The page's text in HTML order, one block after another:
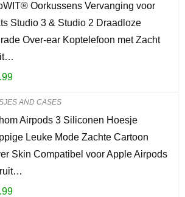
Oorkussens Vervanging voor
Studio 3 & Studio 2 Draadloze
Over-ear Koptelefoon met Zacht
AND CASES
Airpods 3 Siliconen Hoesje
Leuke Mode Zachte Cartoon
Skin Compatibel voor Apple Airpods